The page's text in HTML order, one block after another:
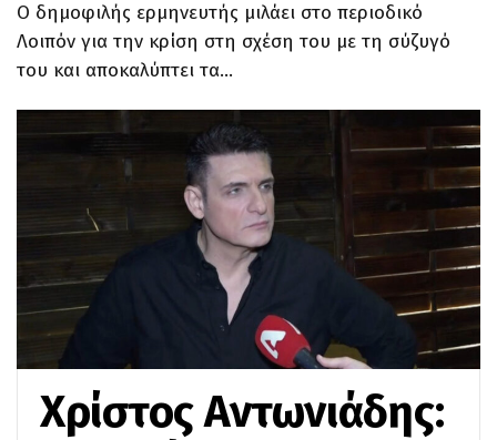
Ο δημοφιλής ερμηνευτής μιλάει στο περιοδικό
Λοιπόν για την κρίση στη σχέση του με τη σύζυγό
του και αποκαλύπτει τα…
Χρίστος Αντωνιάδης: